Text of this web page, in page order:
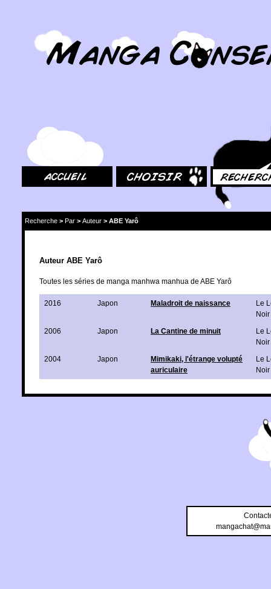
Recherche > Par > Auteur > ABE Yarô
Auteur ABE Yarô
Toutes les séries de manga manhwa manhua de ABE Yarô
2016 Japon Maladroit de naissance
Le
Noir
2006
Japon La Cantine de minuit
Le
Noir
2004
Japon
Mimikaki, l'étrange volupté
auriculaire
Le
Noir